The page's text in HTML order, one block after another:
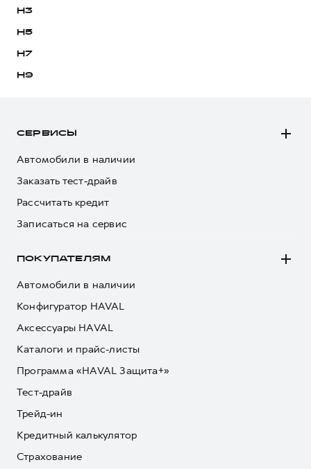
H3
H5
H7
H9
СЕРВИСЫ
Автомобили в наличии
Заказать тест-драйв
Рассчитать кредит
Записаться на сервис
ПОКУПАТЕЛЯМ
Автомобили в наличии
Конфигуратор HAVAL
Аксессуары HAVAL
Каталоги и прайс-листы
Программа «HAVAL Защита+»
Тест-драйв
Трейд-ин
Кредитный калькулятор
Страхование